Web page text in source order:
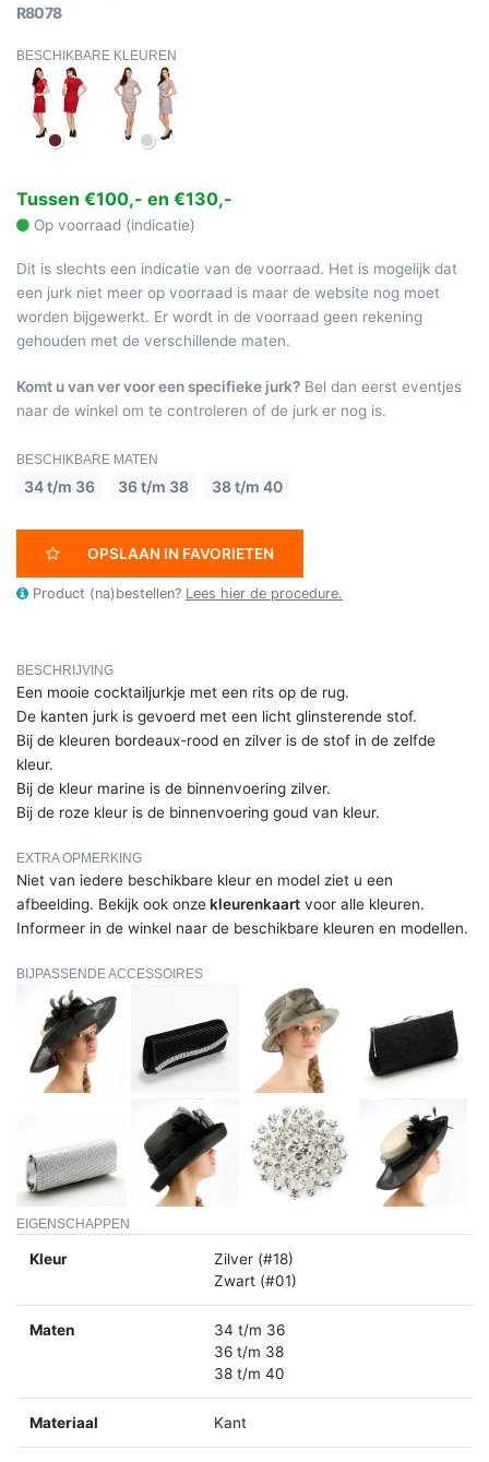
R8078
BESCHIKBARE KLEUREN
Tussen €100,- en €130,-
Op voorraad (indicatie)
Dit is slechts een indicatie van de voorraad. Het is mogelijk dat
een jurk niet meer op voorraad is maar de website nog moet
worden bijgewerkt. Er wordt in de voorraad geen rekening
gehouden met de verschillende maten.
Komt u van ver voor een specifieke jurk? Bel dan eerst eventjes
naar de winkel om te controleren of de jurk er nog is.
BESCHIKBARE MATEN
34 t/m 36 36 t/m 38 38 t/m 40
OPSLAAN IN FAVORIETEN
Product (na)bestellen? Lees hier de procedure.
BESCHRIJVING
Een mooie cocktailjurkje met een rits op de rug.
De kanten jurk is gevoerd met een licht glinsterende stof.
Bij de kleuren bordeaux-rood en zilver is de stof in de zelfde
kleur.
Bij de kleur marine is de binnenvoering zilver.
Bij de roze kleur is de binnenvoering goud van kleur.
EXTRA OPMERKING
Niet van iedere beschikbare kleur en model ziet u een
afbeelding. Bekijk ook onzekleurenkaart voor alle kleuren.
Informeer in de winkel naar de beschikbare kleuren en modellen.
BIJPASSENDE ACCESSOIRES
EIGENSCHAPPEN
Kleur
Zilver (#18)
Zwart (#01)
Maten
34 t/m 36
36 t/m 38
38 t/m 40
Materiaal Kant